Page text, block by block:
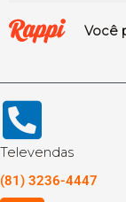
Você
Televendas
(81) 3236-4447